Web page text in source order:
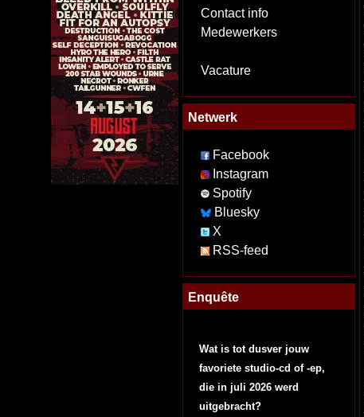
Contact info
Medewerkers
Vacature
Netwerk
Facebook
Instagram
Spotify
Bluesky
X
RSS-feed
Enquête
Wat is tot dusver jouw
favoriete studio-cd of -ep,
die in juli 2026 werd
uitgebracht?